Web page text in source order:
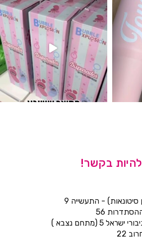
להיות בקשר!
- התעשייה 9
56
5 (מתחם נצבא )
22